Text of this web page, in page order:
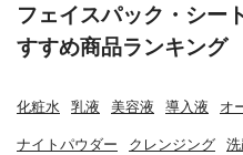
フェイスパック・シー
すすめ商品ランキング
化粧水 乳液 美容液 導入液 オ
ナイトパウダー クレンジング